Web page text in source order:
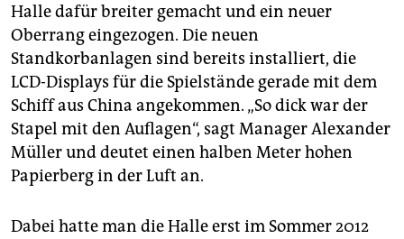
Halle dafür breiter gemacht und ein neuer
Oberrang eingezogen. Die neuen
Standkorbanlagen sind bereits installiert, die
LCD-Displays für die Spielstände gerade mit dem
Schiff aus China angekommen. „So dick war der
Stapel mit den Auflagen“, sagt Manager Alexander
Müller und deutet einen halben Meter hohen
Papierberg in der Luft an.
Dabei hatte man die Halle erst im Sommer 2012